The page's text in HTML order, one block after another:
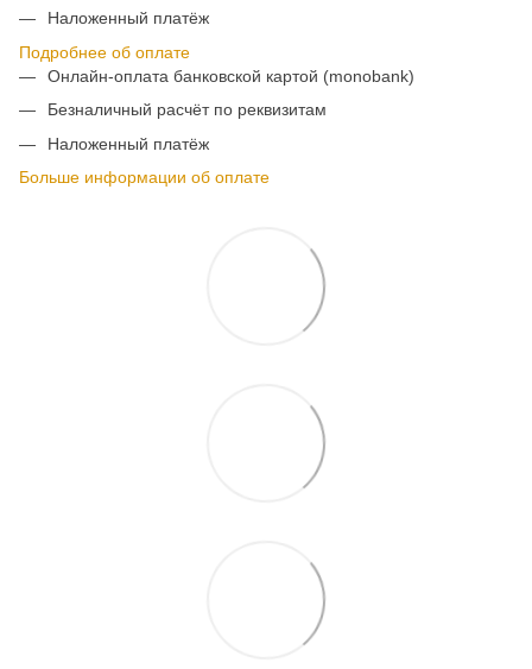
Наложенный платёж
Подробнее об оплате
Онлайн-оплата банковской картой (monobank)
Безналичный расчёт по реквизитам
Наложенный платёж
Больше информации об оплате